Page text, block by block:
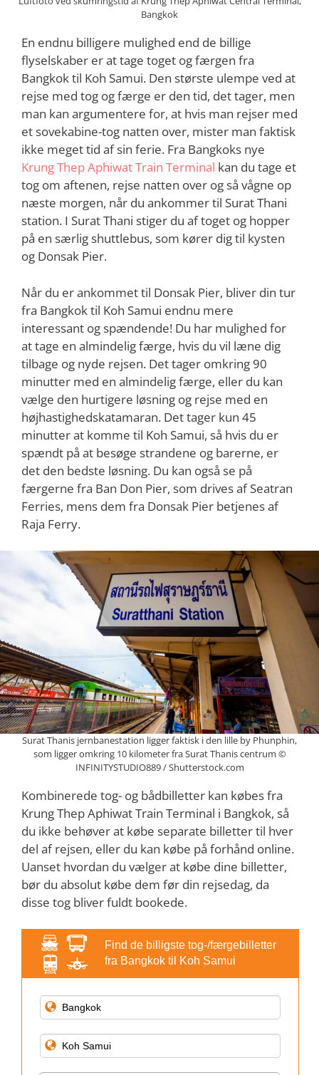
Bangkok
En endnu billigere mulighed end de billige
flyselskaber er at tage toget og færgen fra
Bangkok til Koh Samui. Den største ulempe ved at
rejse med tog og færge er den tid, det tager, men
man kan argumentere for, at hvis man rejser med
et sovekabine-tog natten over, mister man faktisk
ikke meget tid af sin ferie. Fra Bangkoks nye
Krung Thep Aphiwat Train Terminal kan du tage et
tog om aftenen, rejse natten over og så vågne op
næste morgen, når du ankommer til Surat Thani
station. I Surat Thani stiger du af toget og hopper
på en særlig shuttlebus, som kører dig til kysten
og Donsak Pier.
Når du er ankommet til Donsak Pier, bliver din tur
fra Bangkok til Koh Samui endnu mere
interessant og spændende! Du har mulighed for
at tage en almindelig færge, hvis du vil læne dig
tilbage og nyde rejsen. Det tager omkring 90
minutter med en almindelig færge, eller du kan
vælge den hurtigere løsning og rejse med en
højhastighedskatamaran. Det tager kun 45
minutter at komme til Koh Samui, så hvis du er
spændt på at besøge strandene og barerne, er
det den bedste løsning. Du kan også se på
færgerne fra Ban Don Pier, som drives af Seatran
Ferries, mens dem fra Donsak Pier betjenes af
Raja Ferry.
Surat Thanis jernbanestation ligger faktisk i den lille by Phunphin,
som ligger omkring 10 kilometer fra Surat Thanis centrum ©
INFINITYSTUDIO889 / Shutterstock.com
Kombinerede tog- og bådbilletter kan købes fra
Krung Thep Aphiwat Train Terminal i Bangkok, så
du ikke behøver at købe separate billetter til hver
del af rejsen, eller du kan købe på forhånd online.
Uanset hvordan du vælger at købe dine billetter,
bør du absolut købe dem før din rejsedag, da
disse tog bliver fuldt bookede.
Find de billigste tog-/færgebilletter
fra Bangkok til Koh Samui